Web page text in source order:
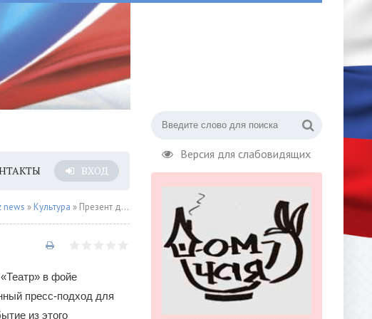
Версия для слабовидящих
ВХОД
news » Культура » Презент для вахтанговских актеров
в фойе
пресс-подход для
из этого